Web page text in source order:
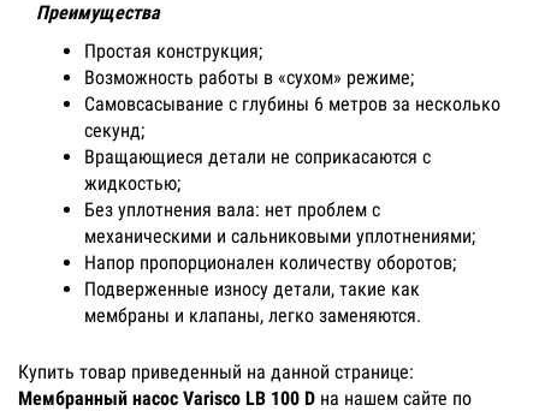
Преимущества
Простая конструкция;
Возможность работы в «сухом» режиме;
Самовсасывание с глубины 6 метров за несколько
секунд;
Вращающиеся детали не соприкасаются с
жидкостью;
Без уплотнения вала: нет проблем с
механическими и сальниковыми уплотнениями;
Напор пропорционален количеству оборотов;
Подверженные износу детали, такие как
мембраны и клапаны, легко заменяются.
Купить товар приведенный на данной странице:
Мембранный насос Varisco LB 100 D на нашем сайте по